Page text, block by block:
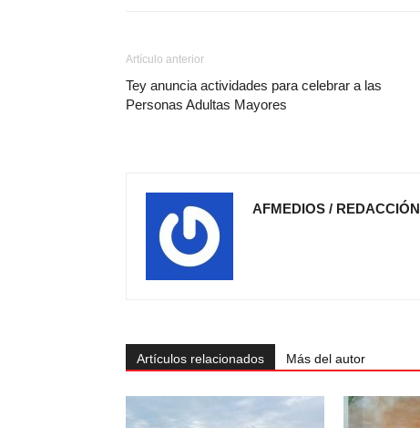
Artículo anterior
Tey anuncia actividades para celebrar a las
Personas Adultas Mayores
AFMEDIOS / REDACCIÓN
Artículos relacionados Más del autor